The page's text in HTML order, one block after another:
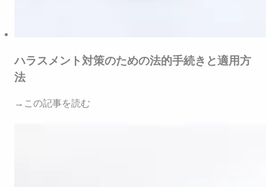
ハラスメント対策のための法的手続きと適用方
法
→この記事を読む